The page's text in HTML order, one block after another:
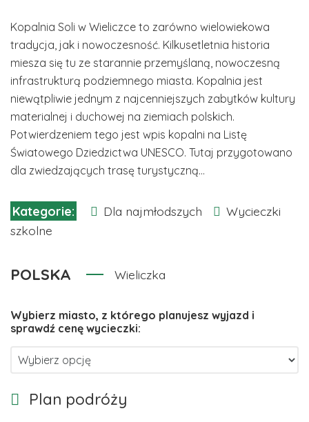
Kopalnia Soli w Wieliczce to zarówno wielowiekowa
tradycja, jak i nowoczesność. Kilkusetletnia historia
miesza się tu ze starannie przemyślaną, nowoczesną
infrastrukturą podziemnego miasta. Kopalnia jest
niewątpliwie jednym z najcenniejszych zabytków kultury
materialnej i duchowej na ziemiach polskich.
Potwierdzeniem tego jest wpis kopalni na Listę
Światowego Dziedzictwa UNESCO. Tutaj przygotowano
dla zwiedzających trasę turystyczną...
Dla najmłodszych
Wycieczki
szkolne
POLSKA Wieliczka
Plan podróży